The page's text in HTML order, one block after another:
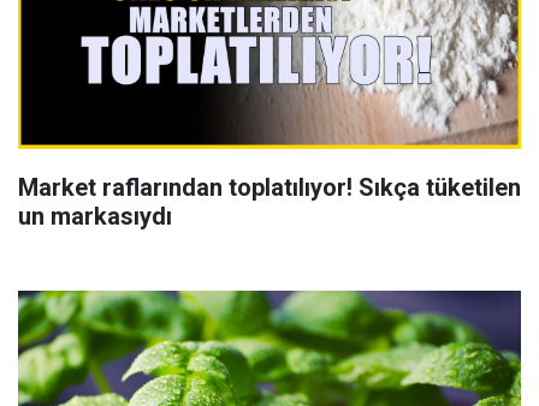
Market raflarından toplatılıyor! Sıkça tüketilen
un markasıydı